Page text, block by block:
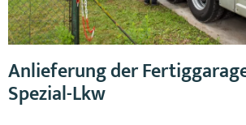
Anlieferung der
Spezial-Lkw